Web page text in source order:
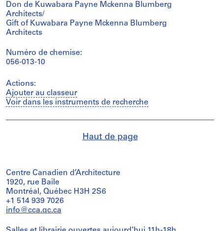
Don de Kuwabara Payne Mckenna Blumberg
Architects/
Gift of Kuwabara Payne Mckenna Blumberg
Architects
Numéro de chemise:
056-013-10
Actions:
Ajouter au classeur
Voir dans les instruments de recherche
Haut de page
Centre Canadien d’Architecture
1920, rue Baile
Montréal, Québec H3H 2S6
+1 514 939 7026
info@cca.qc.ca